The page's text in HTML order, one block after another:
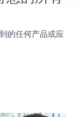
的任何产品或应